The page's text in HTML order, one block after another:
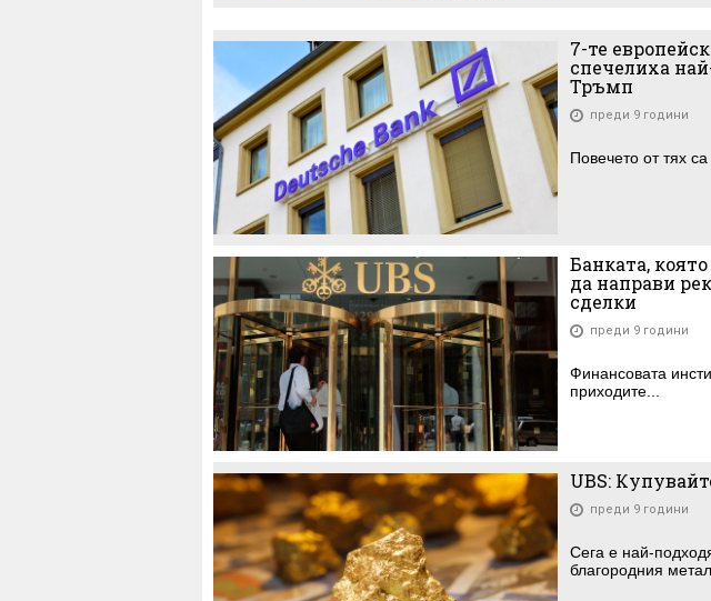
7-те
спечелиха
Тръмп
преди 9 години
Повечето от тях
Банката,
да направи
сделки
преди 9 години
Финансовата
приходите...
UBS:
преди 9 години
Сега е най-
благородния